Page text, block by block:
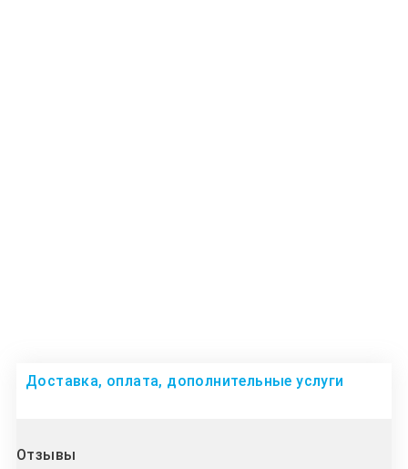
Доставка, оплата, дополнительные услуги
Отзывы